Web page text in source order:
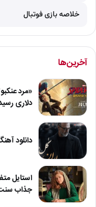
خلاصه بازی فوتبال
آخرین‌ها
دلاری
دانلود
استایل
جذاب سنت